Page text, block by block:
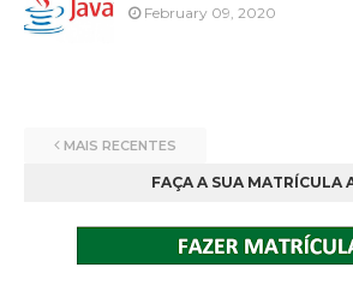
February 09, 2020
MAIS RECENTES
FAÇA A SUA MATRÍCULA